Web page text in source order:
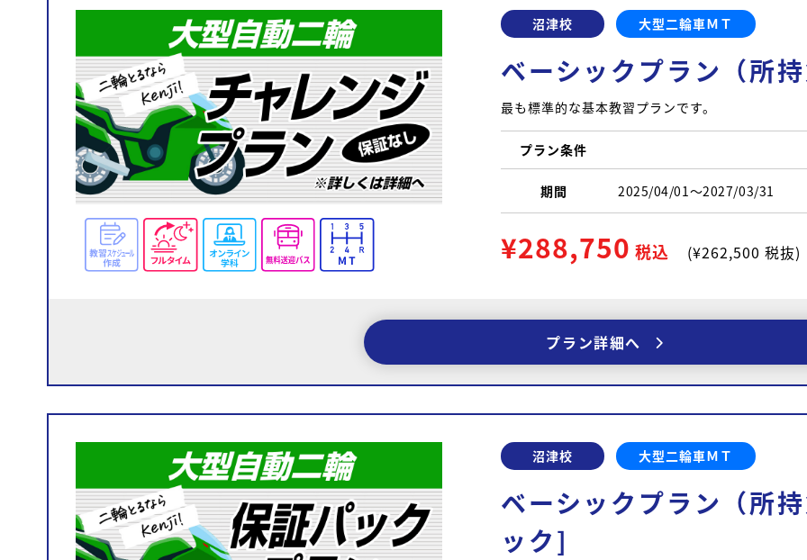
沼津校 大型二輪車ＭＴ
ベーシックプラン（所
最も標準的な基本教習プランです。
プラン条件
期間 2025/04/01〜2027/03/31
¥288,750 税込 (¥262,500 税抜)
プラン詳細へ
沼津校 大型二輪車ＭＴ
ベーシックプラン（所
ック]